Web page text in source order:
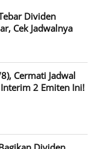
Dividen
Cek Jadwalnya
Cermati Jadwal
2 Emiten Ini!